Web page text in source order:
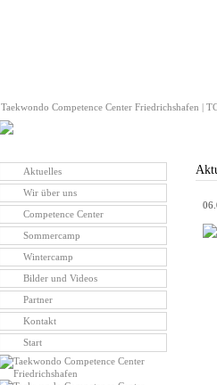
Taekwondo Competence Center Friedrichshafen |
Aktuelles
Wir über uns
Competence Center
Sommercamp
Wintercamp
Bilder und Videos
Partner
Kontakt
Start